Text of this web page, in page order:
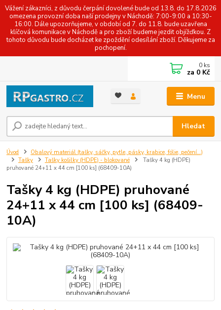
Vážení zákazníci, z důvodu čerpání dovolené bude od 13.8. do 17.8.2026
omezena provozní doba naší prodejny v Náchodě: 7:00-9:00 a 10:30-
16:00. Dále upozorňujeme, v období od 7. do 11.8. bude uzavřena
klíčová komunikace v Náchodě a pro zboží budeme jezdit objížďkou. Z
tohoto důvodu bude docházet ke zpoždění odesílání zboží. Děkujeme za
pochopení.
Menu
Hledat
0 ks
za 0 Kč
Úvod
Obalový materiál (tašky, sáčky, pytle, pásky, krabice, fólie, pečení...)
Tašky
Tašky košilky (HDPE) - blokované
Tašky 4 kg (HDPE)
pruhované 24+11 x 44 cm [100 ks] (68409-10A)
Tašky 4 kg (HDPE) pruhované
24+11 x 44 cm [100 ks] (68409-
10A)